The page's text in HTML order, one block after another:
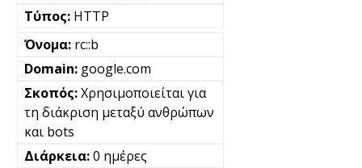
HTTP
rc::b
google.com
Χρησιμοποιείται για
τη διάκριση μεταξύ ανθρώπων
και bots
0 ημέρες